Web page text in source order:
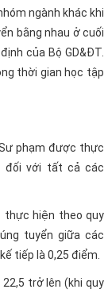
ngành khác khi
bằng nhau ở cuối
của Bộ GD&ĐT.
thời gian học tập
phạm được thực
đối với tất cả các
hiện theo quy
tuyển giữa các
tiếp là 0,25 điểm.
trở lên (khi quy